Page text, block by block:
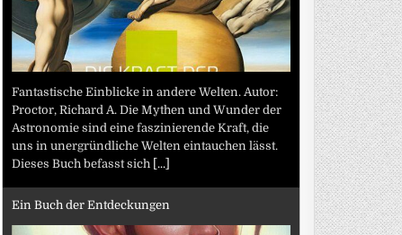
Fantastische Einblicke in andere Welten. Autor:
Proctor, Richard A. Die Mythen und Wunder der
Astronomie sind eine faszinierende Kraft, die
uns in unergründliche Welten eintauchen lässt.
Dieses Buch befasst sich [...]
Ein Buch der Entdeckungen